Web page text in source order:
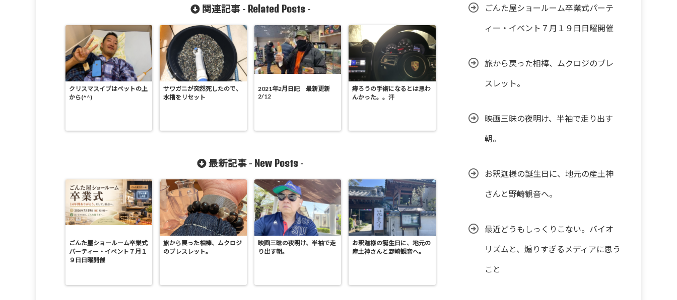
関連記事 - Related Posts-
クリスマスイブはベットの上
から(^^)
サワガニが突然死したので、
水槽をリセット
2021年2月日記 最新更新
2/12
痔ろうの手術になるとは思わ
んかった。。汗
最新記事 - New Posts -
ごんた屋ショールーム卒業式
パーティー・イベント７月１
９日日曜開催
旅から戻った相棒、ムクロジ
のブレスレット。
映画三昧の夜明け、半袖で走
り出す朝。
お釈迦様の誕生日に、地元の
産土神さんと野崎観音へ。
ごんた屋ショールーム卒業式パーテ
ィー・イベント７月１９日日曜開催
旅から戻った相棒、ムクロジのブレ
スレット。
映画三昧の夜明け、半袖で走り出す
朝。
お釈迦様の誕生日に、地元の産土神
さんと野崎観音へ。
最近どうもしっくりこない。バイオ
リズムと、煽りすぎるメディアに思う
こと